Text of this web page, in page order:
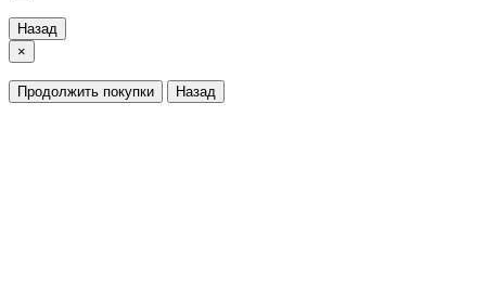
Назад
×
Продолжить покупки Назад